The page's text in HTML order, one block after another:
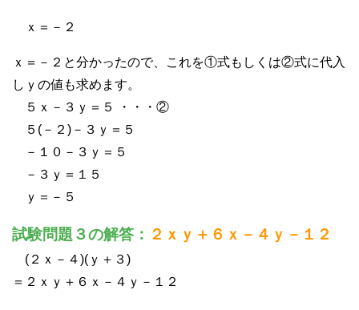
ｘ＝－２
ｘ＝－２と分かったので、これを①式もしくは②式に代入
しｙの値も求めます。
５ｘ－３ｙ＝５ ・・・②
５(－２)－３ｙ＝５
－１０－３ｙ＝５
－３ｙ＝１５
ｙ＝－５
試験問題３の解答： ２ｘｙ＋６ｘ－４ｙ－１２
(２ｘ－４)(ｙ＋３)
＝２ｘｙ＋６ｘ－４ｙ－１２